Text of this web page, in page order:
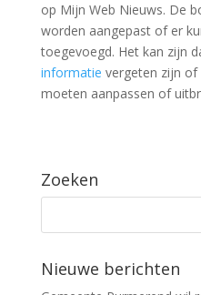
op Mijn Web Nieuws. De
worden aangepast of er
toegevoegd. Het kan zijn
informatie vergeten zijn
moeten aanpassen of
Zoeken
Nieuwe berichten